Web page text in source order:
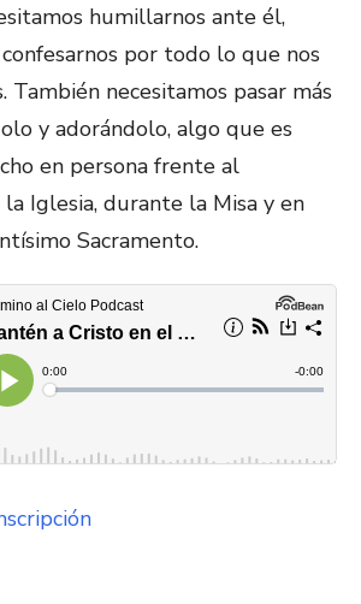
humillarnos ante él,
por todo lo que nos
También necesitamos pasar más
y adorándolo, algo que es
en persona frente al
Iglesia, durante la Misa y en
Sacramento.